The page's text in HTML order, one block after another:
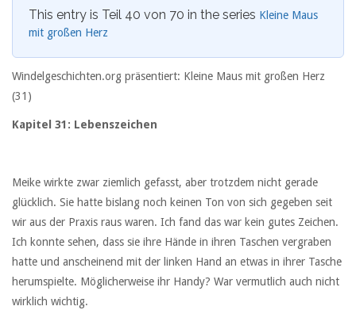
This entry is Teil 40 von 70 in the series Kleine Maus
mit großen Herz
Windelgeschichten.org präsentiert: Kleine Maus mit großen Herz
(31)
Kapitel 31: Lebenszeichen
Meike wirkte zwar ziemlich gefasst, aber trotzdem nicht gerade
glücklich. Sie hatte bislang noch keinen Ton von sich gegeben seit
wir aus der Praxis raus waren. Ich fand das war kein gutes Zeichen.
Ich konnte sehen, dass sie ihre Hände in ihren Taschen vergraben
hatte und anscheinend mit der linken Hand an etwas in ihrer Tasche
herumspielte. Möglicherweise ihr Handy? War vermutlich auch nicht
wirklich wichtig.